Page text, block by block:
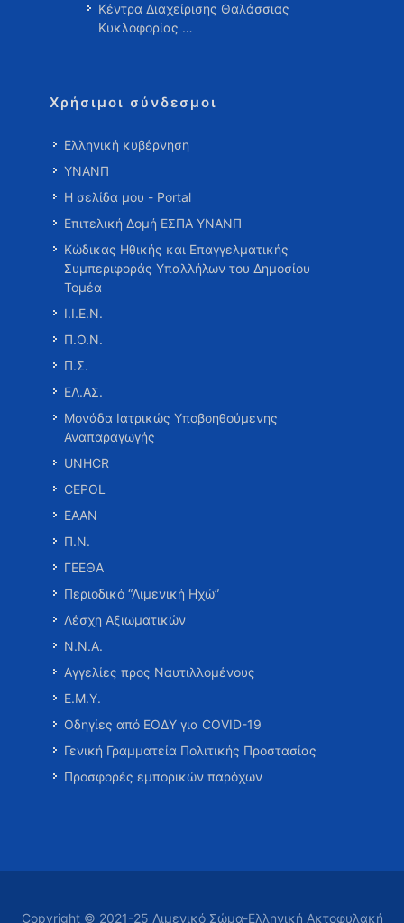
Κέντρα Διαχείρισης Θαλάσσιας
Κυκλοφορίας …
Χρήσιμοι σύνδεσμοι
Ελληνική κυβέρνηση
ΥΝΑΝΠ
Η σελίδα μου - Portal
Επιτελική Δομή ΕΣΠΑ ΥΝΑΝΠ
Κώδικας Ηθικής και Επαγγελματικής
Συμπεριφοράς Υπαλλήλων του Δημοσίου
Τομέα
Ι.Ι.Ε.Ν.
Π.Ο.Ν.
Π.Σ.
ΕΛ.ΑΣ.
Μονάδα Ιατρικώς Υποβοηθούμενης
Αναπαραγωγής
UNHCR
CEPOL
ΕΑΑΝ
Π.Ν.
ΓΕΕΘΑ
Περιοδικό “Λιμενική Ηχώ”
Λέσχη Αξιωματικών
Ν.Ν.Α.
Αγγελίες προς Ναυτιλλομένους
Ε.Μ.Υ.
Οδηγίες από ΕΟΔΥ για COVID-19
Γενική Γραμματεία Πολιτικής Προστασίας
Προσφορές εμπορικών παρόχων
Copyright © 2021-25 Λιμενικό Σώμα-Ελληνική Ακτοφυλακή